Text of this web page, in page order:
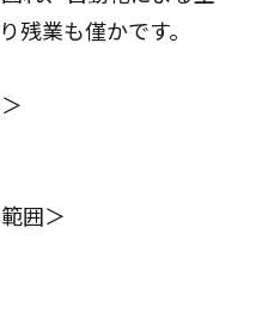
残業も僅かです。
囲＞